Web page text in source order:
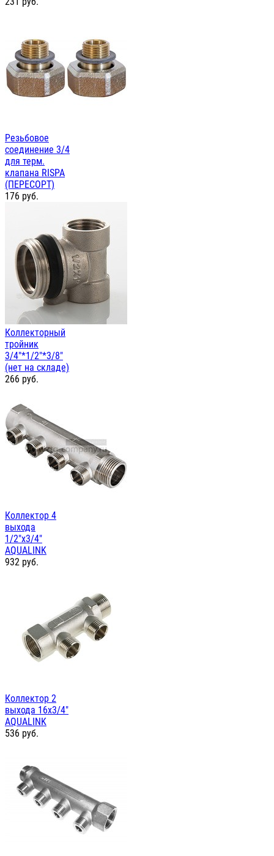
Резьбовое
соединение 3/4
для терм.
клапана RISPA
(ПЕРЕСОРТ)
176 руб.
Коллекторный
тройник
3/4"*1/2"*3/8"
(нет на складе)
266 руб.
Коллектор 4
выхода
1/2"х3/4"
AQUALINK
932 руб.
Коллектор 2
выхода 16х3/4"
AQUALINK
536 руб.